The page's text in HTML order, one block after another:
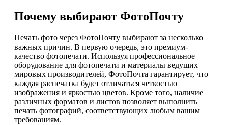
Почему выбирают ФотоПочту
Печать фото через ФотоПочту выбирают за несколько
важных причин. В первую очередь, это премиум-
качество фотопечати. Используя профессиональное
оборудование для фотопечати и материалы ведущих
мировых производителей, ФотоПочта гарантирует, что
каждая распечатка будет отличаться четкостью
изображения и яркостью цветов. Кроме того, наличие
различных форматов и листов позволяет выполнить
печать фотографий, соответствующих любым вашим
требованиям.